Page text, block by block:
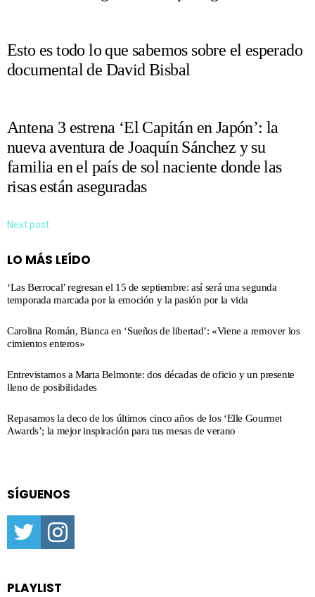
Esto es todo lo que sabemos sobre el esperado
documental de David Bisbal
Antena 3 estrena ‘El Capitán en Japón’: la
nueva aventura de Joaquín Sánchez y su
familia en el país de sol naciente donde las
risas están aseguradas
Next post
LO MÁS LEÍDO
‘Las Berrocal’ regresan el 15 de septiembre: así será una segunda
temporada marcada por la emoción y la pasión por la vida
Carolina Román, Bianca en ‘Sueños de libertad’: «Viene a remover los
cimientos enteros»
Entrevistamos a Marta Belmonte: dos décadas de oficio y un presente
lleno de posibilidades
Repasamos la deco de los últimos cinco años de los ‘Elle Gourmet
Awards’; la mejor inspiración para tus mesas de verano
SÍGUENOS
twitter instagram
PLAYLIST